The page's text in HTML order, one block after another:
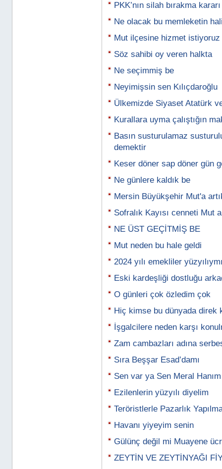
PKK’nın silah bırakma
Ne olacak bu memleketin
Mut ilçesine hizmet
Söz sahibi oy veren halkta
Ne seçimmiş be
Neyimişsin sen Kılıçdaroğlu
Ülkemizde Siyaset Atatürk
Kurallara uyma çalıştığın
Basın susturulamaz
demektir
Keser döner sap döner gün
Ne günlere kaldık be
Mersin Büyükşehir Mut'a
Sofralık Kayısı cenneti Mut
NE ÜST GEÇİTMİŞ BE
Mut neden bu hale geldi
2024 yılı emekliler
Eski kardeşliği dostluğu
O günleri çok özledim çok
Hiç kimse bu dünyada direk
İşgalcilere neden karşı
Zam cambazları adına
Sıra Beşşar Esad’damı
Sen var ya Sen Meral
Ezilenlerin yüzyılı diyelim
Teröristlerle Pazarlık
Havanı yiyeyim senin
Gülünç değil mi Muayene
ZEYTİN VE ZEYTİNYAĞI